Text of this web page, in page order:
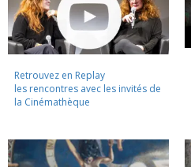
Retrouvez en Replay
les rencontres avec les invités de
la Cinémathèque